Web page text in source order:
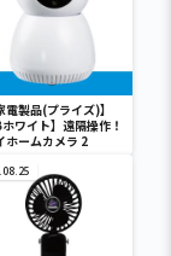
電製品(プライズ)】
ホワイト】遠隔操作！
ホームカメラ 2